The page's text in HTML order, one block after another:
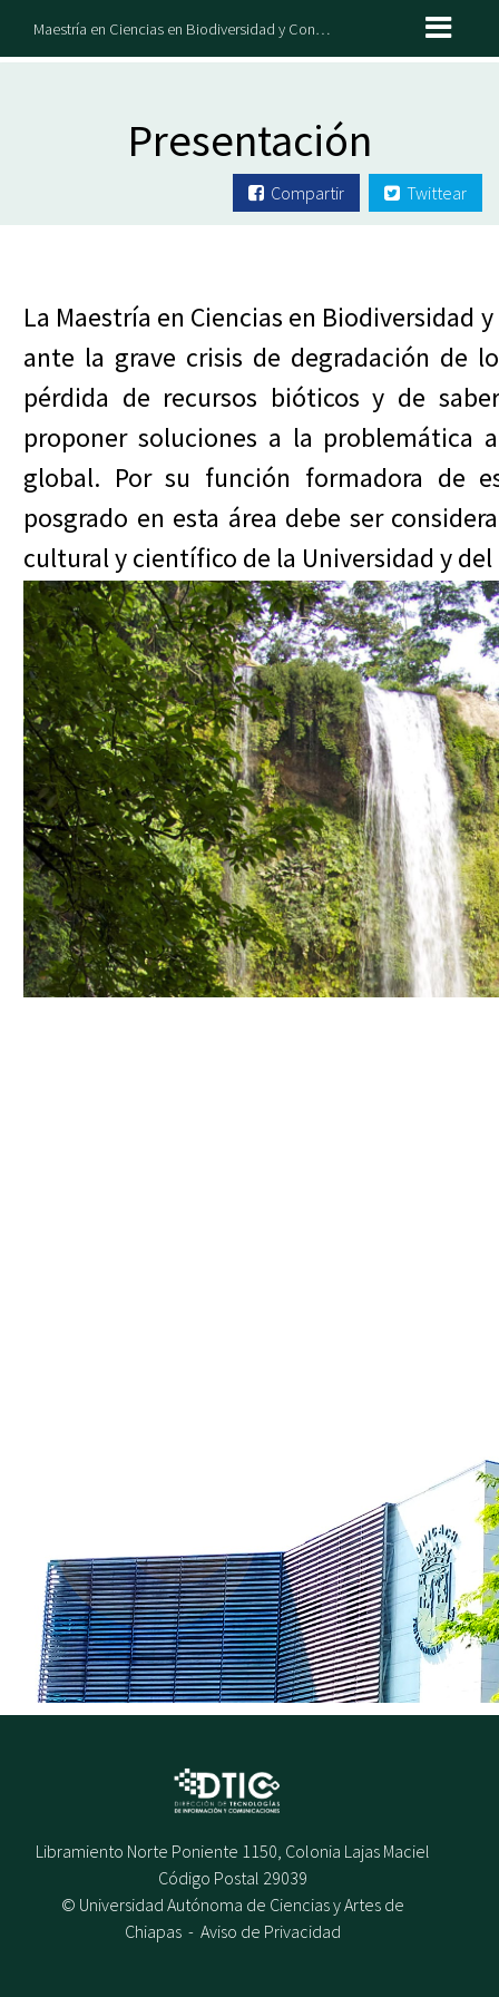
Maestría en Ciencias en Biodiversidad y Conservación de Ecosistemas Tropicales
Presentación
Compartir Twittear
La Maestría en Ciencias en Biodiversidad
ante la grave crisis de degradación de
pérdida de recursos bióticos y de
proponer soluciones a la
global. Por su función formadora de
posgrado en esta área debe ser
cultural y científico de la Universidad y del
Libramiento Norte Poniente 1150, Colonia Lajas Maciel
Código Postal 29039
© Universidad Autónoma de Ciencias y Artes de
Chiapas - Aviso de Privacidad